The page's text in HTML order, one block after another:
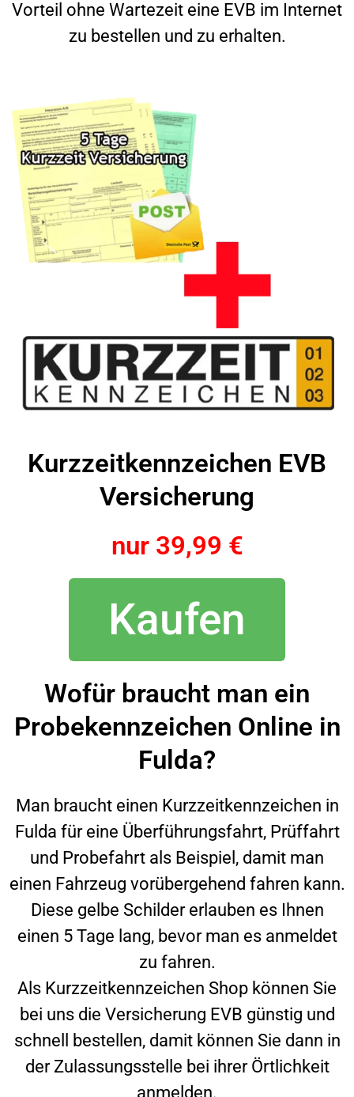
Vorteil ohne Wartezeit eine EVB im Internet
zu bestellen und zu erhalten.
Kurzzeitkennzeichen EVB
Versicherung
nur 39,99 €
Kaufen
Wofür braucht man ein
Probekennzeichen Online in
Fulda?
Man braucht einen Kurzzeitkennzeichen in
Fulda für eine Überführungsfahrt, Prüffahrt
und Probefahrt als Beispiel, damit man
einen Fahrzeug vorübergehend fahren kann.
Diese gelbe Schilder erlauben es Ihnen
einen 5 Tage lang, bevor man es anmeldet
zu fahren.
Als Kurzzeitkennzeichen Shop können Sie
bei uns die Versicherung EVB günstig und
schnell bestellen, damit können Sie dann in
der Zulassungsstelle bei ihrer Örtlichkeit
anmelden.